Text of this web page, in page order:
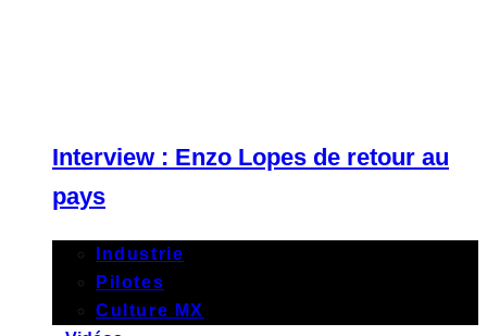
Interview : Enzo Lopes de retour au
pays
Industrie
Pilotes
Culture MX